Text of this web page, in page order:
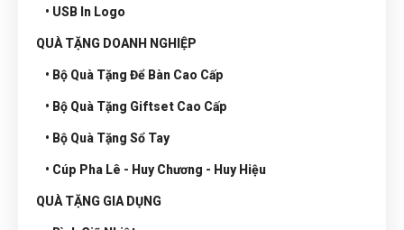
• USB In Logo
QUÀ TẶNG DOANH NGHIỆP
• Bộ Quà Tặng Để Bàn Cao Cấp
• Bộ Quà Tặng Giftset Cao Cấp
• Bộ Quà Tặng Sổ Tay
• Cúp Pha Lê - Huy Chương - Huy Hiệu
QUÀ TẶNG GIA DỤNG